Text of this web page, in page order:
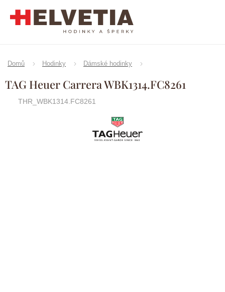
Domů Hodinky Dámské hodinky
TAG Heuer Carrera WBK1314.FC8261
THR_WBK1314.FC8261
Značka:
TAG
Heuer